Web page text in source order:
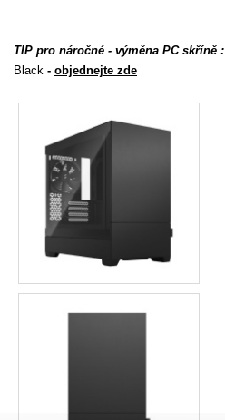
TIP pro náročné - výměna PC skříně :
Black - objednejte zde